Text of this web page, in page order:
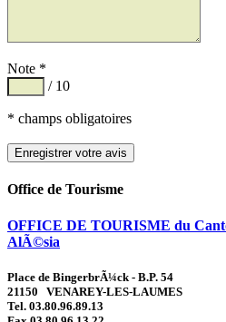
Note *
/ 10
* champs obligatoires
Office de Tourisme
OFFICE DE TOURISME du
AlÃ©sia
Place de BingerbrÃ¼ck - B.P. 54
21150 VENAREY-LES-LAUMES
Tel. 03.80.96.89.13